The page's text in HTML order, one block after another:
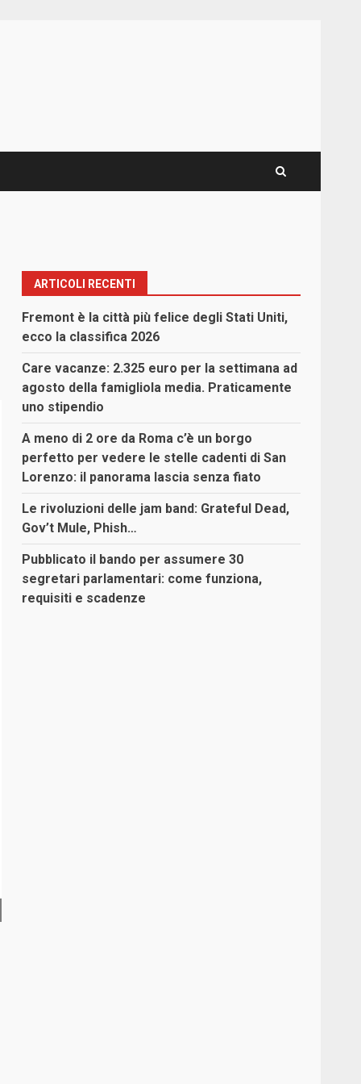
ARTICOLI RECENTI
Fremont è la città più felice degli Stati Uniti,
ecco la classifica 2026
Care vacanze: 2.325 euro per la settimana ad
agosto della famigliola media. Praticamente
uno stipendio
A meno di 2 ore da Roma c’è un borgo
perfetto per vedere le stelle cadenti di San
Lorenzo: il panorama lascia senza fiato
Le rivoluzioni delle jam band: Grateful Dead,
Gov’t Mule, Phish…
Pubblicato il bando per assumere 30
segretari parlamentari: come funziona,
requisiti e scadenze